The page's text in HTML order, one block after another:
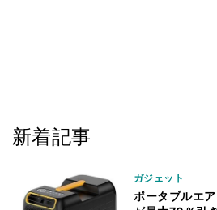
新着記事
ガジェット
ポータブルエ